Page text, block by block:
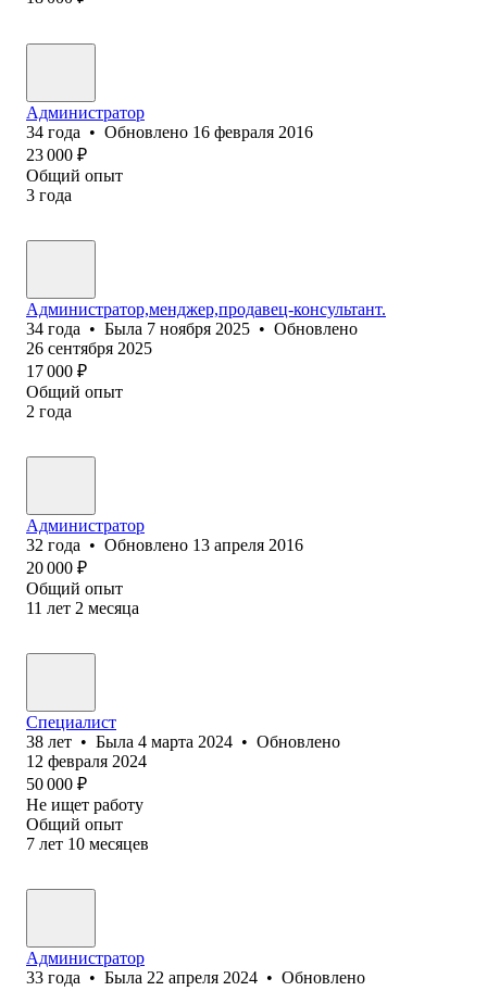
Администратор
34 года • Обновлено 16 февраля 2016
23 000 ₽
Общий опыт
3 года
Администратор,менджер,продавец-консультант.
34 года • Была 7 ноября 2025 • Обновлено
26 сентября 2025
17 000 ₽
Общий опыт
2 года
Администратор
32 года • Обновлено 13 апреля 2016
20 000 ₽
Общий опыт
11 лет 2 месяца
Специалист
38 лет • Была 4 марта 2024 • Обновлено
12 февраля 2024
50 000 ₽
Не ищет работу
Общий опыт
7 лет 10 месяцев
Администратор
33 года • Была 22 апреля 2024 • Обновлено